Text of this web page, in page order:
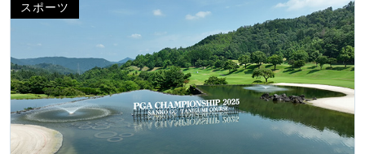
スポーツ